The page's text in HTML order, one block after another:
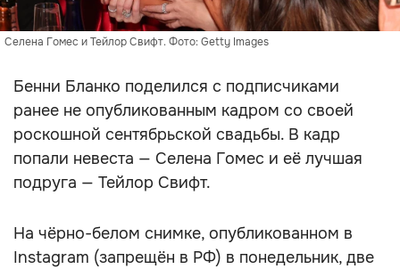
Селена Гомес и Тейлор Свифт. Фото: Getty Images
Бенни Бланко поделился с подписчиками
ранее не опубликованным кадром со своей
роскошной сентябрьской свадьбы. В кадр
попали невеста — Селена Гомес и её лучшая
подруга — Тейлор Свифт.
На чёрно-белом снимке, опубликованном в
Instagram (запрещён в РФ) в понедельник, две